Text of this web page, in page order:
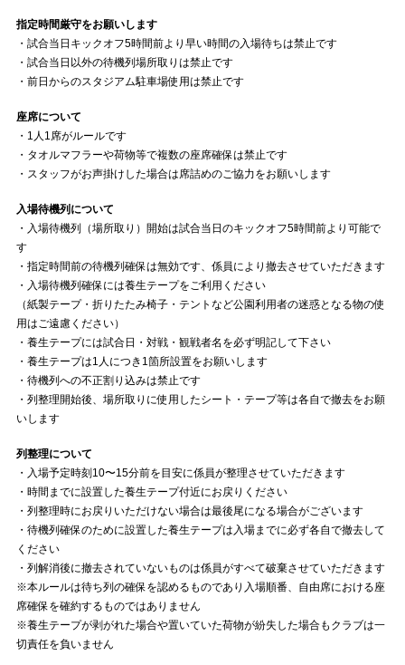
指定時間厳守をお願いします
・試合当日キックオフ5時間前より早い時間の入場待ちは禁止です
・試合当日以外の待機列場所取りは禁止です
・前日からのスタジアム駐車場使用は禁止です
座席について
・1人1席がルールです
・タオルマフラーや荷物等で複数の座席確保は禁止です
・スタッフがお声掛けした場合は席詰めのご協力をお願いします
入場待機列について
・入場待機列（場所取り）開始は試合当日のキックオフ5時間前より可能で
す
・指定時間前の待機列確保は無効です、係員により撤去させていただきます
・入場待機列確保には養生テープをご利用ください
（紙製テープ・折りたたみ椅子・テントなど公園利用者の迷惑となる物の使
用はご遠慮ください）
・養生テープには試合日・対戦・観戦者名を必ず明記して下さい
・養生テープは1人につき1箇所設置をお願いします
・待機列への不正割り込みは禁止です
・列整理開始後、場所取りに使用したシート・テープ等は各自で撤去をお願
いします
列整理について
・入場予定時刻10〜15分前を目安に係員が整理させていただきます
・時間までに設置した養生テープ付近にお戻りください
・列整理時にお戻りいただけない場合は最後尾になる場合がございます
・待機列確保のために設置した養生テープは入場までに必ず各自で撤去して
ください
・列解消後に撤去されていないものは係員がすべて破棄させていただきます
※本ルールは待ち列の確保を認めるものであり入場順番、自由席における座
席確保を確約するものではありません
※養生テープが剥がれた場合や置いていた荷物が紛失した場合もクラブは一
切責任を負いません